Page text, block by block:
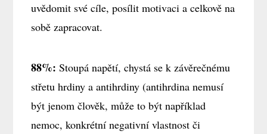
uvědomit své cíle, posílit motivaci a celkově na
sobě zapracovat.
88%: Stoupá napětí, chystá se k závěrečnému
střetu hrdiny a antihrdiny (antihrdina nemusí
být jenom člověk, může to být například
nemoc, konkrétní negativní vlastnost či